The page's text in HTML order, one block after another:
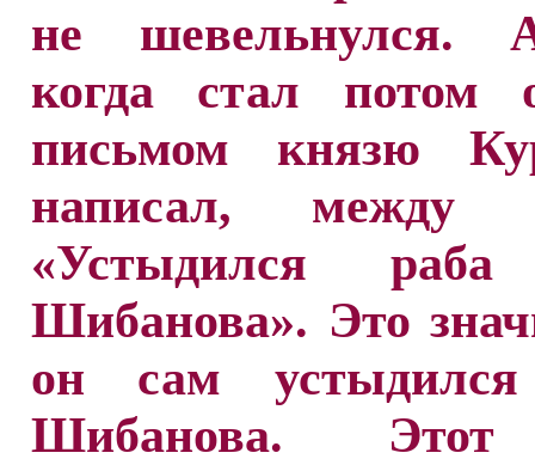
не шевельнулся.
когда стал потом
письмом князю
написал, между
«Устыдился раба
Шибанова». Это
он сам устыдился
Шибанова. Этот